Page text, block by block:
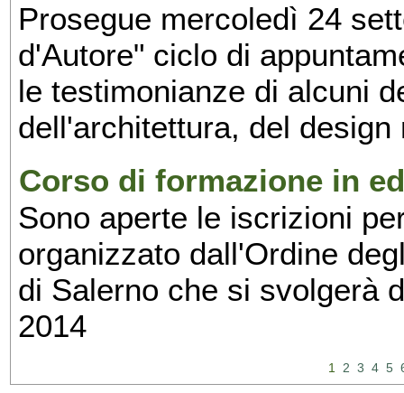
Prosegue mercoledì 24
d'Autore" ciclo di
le testimonianze di alcuni
dell'architettura, del
Corso di formazione in
Sono aperte le iscrizioni
organizzato dall'Ordine
di Salerno che si svolgerà
2014
1 2 3 4 5